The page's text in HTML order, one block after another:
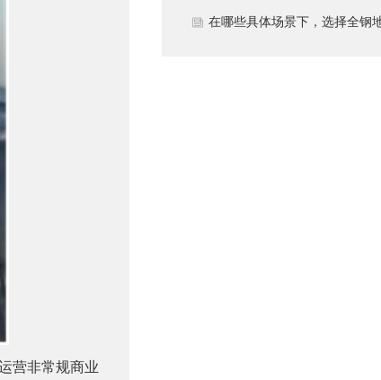
营非常规商业
应包含哪些内容？有哪些“小问
我们该如何科学选型？除了预
全钢防静电地板。听说它的安
在哪些具体场景下，选择全钢